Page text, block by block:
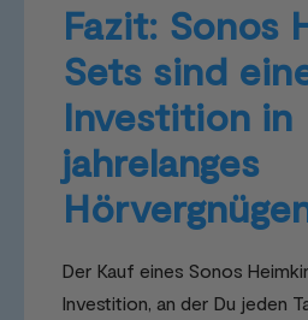
Fazit: Sonos
Sets sind
Investition in
jahrelanges
Der Kauf eines Sonos
Investition, an der Du jeden